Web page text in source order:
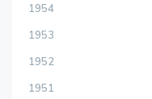
1954
1953
1952
1951